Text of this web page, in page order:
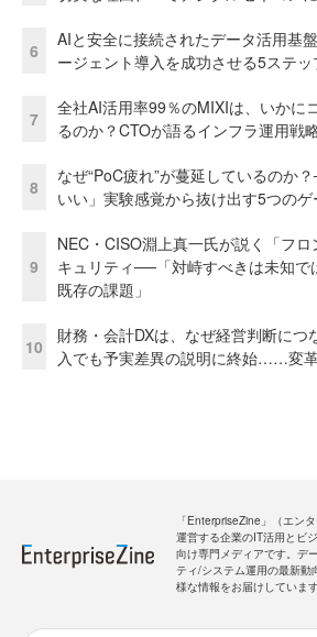
6
AIと安全に接続されたデータ活用基
ージェント導入を成功させる5ステッ
7
全社AI活用率99％のMIXIは、いかに
るのか？CTOが語るインフラ運用戦
8
なぜ“PoC疲れ”が蔓延しているのか
いい」実験感覚から抜け出す5つの
9
NEC・CISO淵上真一氏が説く「フ
キュリティ──「対峙すべきは未知で
既存の課題」
10
財務・会計DXは、なぜ経営判断に
入でも予実差異の説明に終始……変
「EnterpriseZine」（エン
運営する企業のIT活用とビ
向け専門メディアです。デ
ティ/システム運用の最新動
様な情報をお届けしています